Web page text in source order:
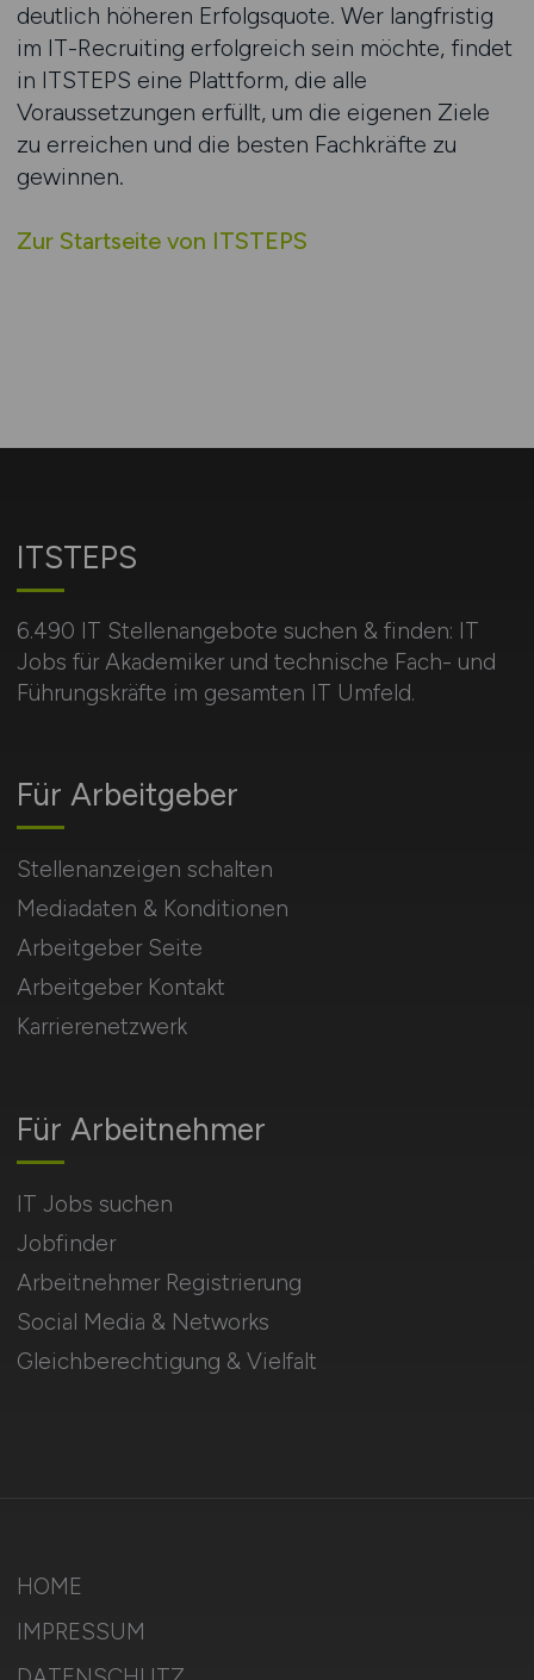
deutlich höheren Erfolgsquote. Wer langfristig
im IT-Recruiting erfolgreich sein möchte, findet
in ITSTEPS eine Plattform, die alle
Voraussetzungen erfüllt, um die eigenen Ziele
zu erreichen und die besten Fachkräfte zu
gewinnen.
Zur Startseite von ITSTEPS
ITSTEPS
6.490 IT Stellenangebote suchen & finden: IT
Jobs für Akademiker und technische Fach- und
Führungskräfte im gesamten IT Umfeld.
Für Arbeitnehmer
IT Jobs suchen
Jobfinder
Arbeitnehmer Registrierung
Social Media & Networks
Gleichberechtigung & Vielfalt
Für Arbeitgeber
Stellenanzeigen schalten
Mediadaten & Konditionen
Arbeitgeber Seite
Arbeitgeber Kontakt
Karrierenetzwerk
HOME
IMPRESSUM